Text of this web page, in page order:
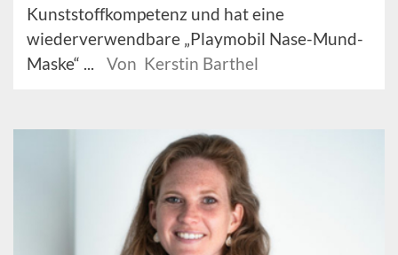
Kunststoffkompetenz und hat eine
wiederverwendbare „Playmobil Nase-Mund-
Maske“ ...
Von Kerstin Barthel